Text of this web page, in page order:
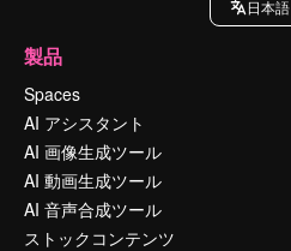
日本語
製品
Spaces
AI アシスタント
AI 画像生成ツール
AI 動画生成ツール
AI 音声合成ツール
ストックコンテンツ